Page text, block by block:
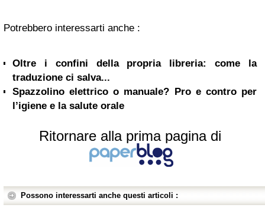
Potrebbero interessarti anche :
Oltre i confini della propria libreria: come la
traduzione ci salva...
Spazzolino elettrico o manuale? Pro e contro per
l’igiene e la salute orale
Ritornare alla prima pagina di
Possono interessarti anche questi articoli :